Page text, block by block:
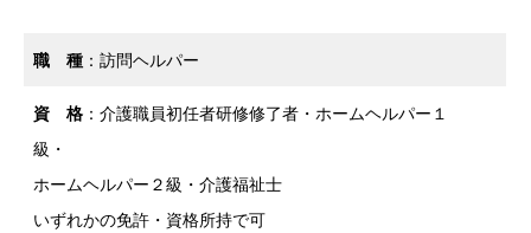
職 種 ：訪問ヘルパー
資 格 ：介護職員初任者研修修了者・ホームヘルパー１
級・
ホームヘルパー２級・介護福祉士
いずれかの免許・資格所持で可